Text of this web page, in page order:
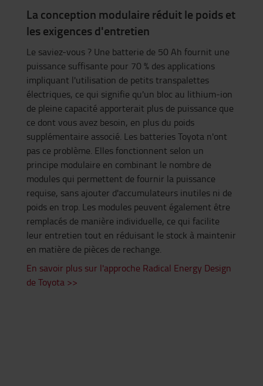
La conception modulaire réduit le poids et
les exigences d'entretien
Le saviez-vous ? Une batterie de 50 Ah fournit une
puissance suffisante pour 70 % des applications
impliquant l'utilisation de petits transpalettes
électriques, ce qui signifie qu'un bloc au lithium-ion
de pleine capacité apporterait plus de puissance que
ce dont vous avez besoin, en plus du poids
supplémentaire associé. Les batteries Toyota n'ont
pas ce problème. Elles fonctionnent selon un
principe modulaire en combinant le nombre de
modules qui permettent de fournir la puissance
requise, sans ajouter d'accumulateurs inutiles ni de
poids en trop. Les modules peuvent également être
remplacés de manière individuelle, ce qui facilite
leur entretien tout en réduisant le stock à maintenir
en matière de pièces de rechange.
En savoir plus sur l'approche Radical Energy Design
de Toyota >>